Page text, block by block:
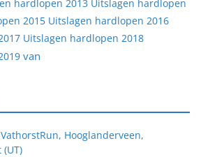
hardlopen 2013 Uitslagen hardlopen
2015 Uitslagen hardlopen 2016
Uitslagen hardlopen 2018
van
Hooglanderveen,